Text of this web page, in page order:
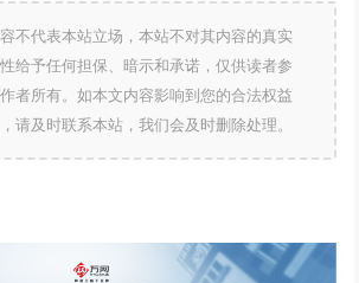
不代表本站立场，本站不对其内容的真实
给予任何担保、暗示和承诺，仅供读者参
者所有。如本文内容影响到您的合法权益
请及时联系本站，我们会及时删除处理。